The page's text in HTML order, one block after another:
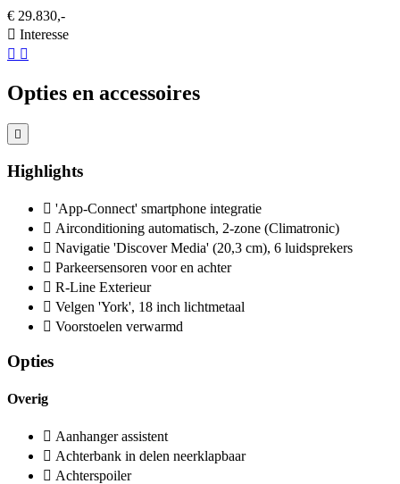
€ 29.830,-
Interesse
Opties en accessoires
Highlights
'App-Connect' smartphone integratie
Airconditioning automatisch, 2-zone (Climatronic)
Navigatie 'Discover Media' (20,3 cm), 6 luidsprekers
Parkeersensoren voor en achter
R-Line Exterieur
Velgen 'York', 18 inch lichtmetaal
Voorstoelen verwarmd
Opties
Overig
Aanhanger assistent
Achterbank in delen neerklapbaar
Achterspoiler